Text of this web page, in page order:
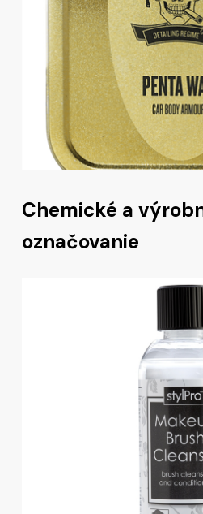
Chemické a
označovanie